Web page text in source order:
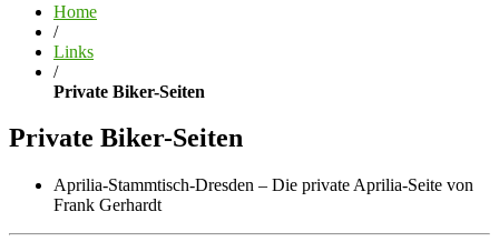
Home
/
Links
/
Private Biker-Seiten
Private Biker-Seiten
Aprilia-Stammtisch-Dresden – Die private Aprilia-Seite von
Frank Gerhardt